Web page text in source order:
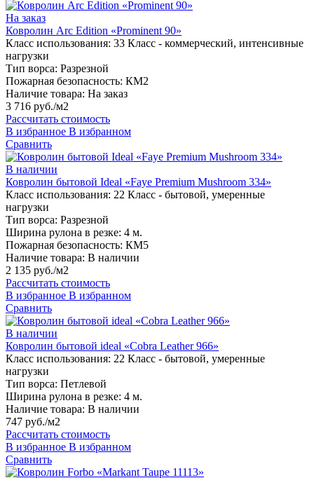
На заказ
Ковролин Arc Edition «Prominent 90»
Класс использования: 33 Класс - коммерческий, интенсивные
нагрузки
Тип ворса: Разрезной
Пожарная безопасность: КМ2
Наличие товара: На заказ
3 716 руб./м2
Рассчитать стоимость
В избранное В избранном
Сравнить
В наличии
Ковролин бытовой Ideal «Faye Premium Mushroom 334»
Класс использования: 22 Класс - бытовой, умеренные
нагрузки
Тип ворса: Разрезной
Ширина рулона в резке: 4 м.
Пожарная безопасность: КМ5
Наличие товара: В наличии
2 135 руб./м2
Рассчитать стоимость
В избранное В избранном
Сравнить
В наличии
Ковролин бытовой ideal «Cobra Leather 966»
Класс использования: 22 Класс - бытовой, умеренные
нагрузки
Тип ворса: Петлевой
Ширина рулона в резке: 4 м.
Наличие товара: В наличии
747 руб./м2
Рассчитать стоимость
В избранное В избранном
Сравнить